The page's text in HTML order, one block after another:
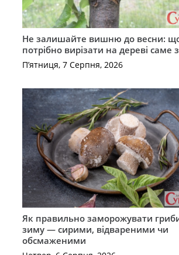
Не залишайте вишню до весни:
потрібно вирізати на дереві саме
П’ятниця, 7 Серпня, 2026
Як правильно заморожувати
зиму — сирими, відвареними чи
обсмаженими